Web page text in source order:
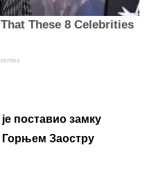
These 8 Celebrities
поставио замку
Горњем Заостру